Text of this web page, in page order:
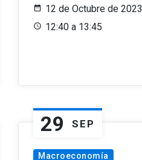
12 de Octubre de 2023
12:40 a 13:45
29 SEP
Macroeconomía